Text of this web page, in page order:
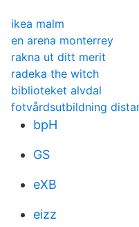
ikea malm
en arena monterrey
rakna ut ditt merit
radeka the witch
biblioteket alvdal
fotvårdsutbildning
bpH
GS
eXB
eizz